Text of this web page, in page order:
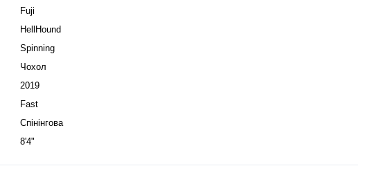
Fuji
HellHound
Spinning
Чохол
2019
Fast
Спінінгова
8'4"